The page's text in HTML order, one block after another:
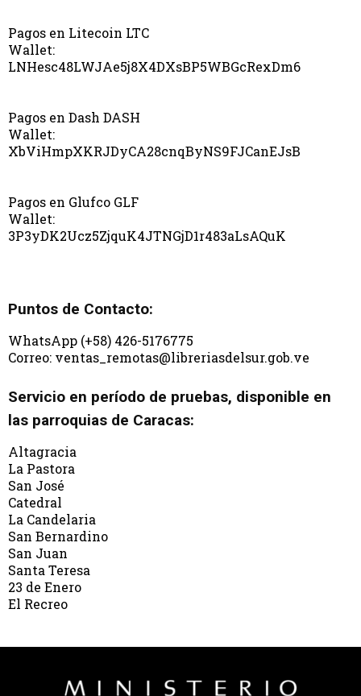
Pagos en Litecoin LTC
Wallet:
LNHesc48LWJAe5j8X4DXsBP5WBGcRexDm6
Pagos en Dash DASH
Wallet:
XbViHmpXKRJDyCA28cnqByNS9FJCanEJsB
Pagos en Glufco GLF
Wallet:
3P3yDK2Ucz5ZjquK4JTNGjD1r483aLsAQuK
Puntos de Contacto:
WhatsApp (+58) 426-5176775
Correo: ventas_remotas@libreriasdelsur.gob.ve
Servicio en período de pruebas, disponible en
las parroquias de Caracas:
Altagracia
La Pastora
San José
Catedral
La Candelaria
San Bernardino
San Juan
Santa Teresa
23 de Enero
El Recreo